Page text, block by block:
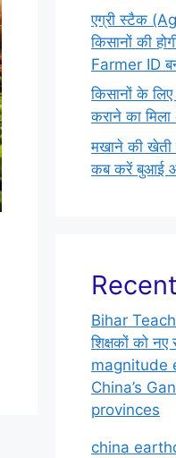
एग्री स्टैक
किसानों की
Farmer ID
किसानों के
कराने का
मखाने की खेती
कब करें बुआई
Bihar
शिक्षकों को नए
magnitude
China’s
provinces
china